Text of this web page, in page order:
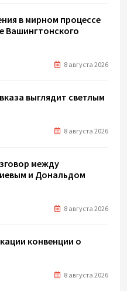
в мирном процессе
Вашингтонского
8 августа 2026
выглядит светлым
8 августа 2026
между
и Дональдом
8 августа 2026
конвенции о
8 августа 2026